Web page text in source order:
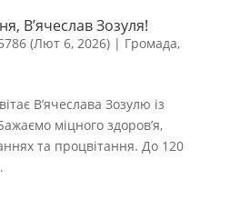
В’ячеслав Зозуля!
(Лют 6, 2026)| Громада,
В’ячеслава Зозулю із
міцного здоров’я,
та процвітання. До 120